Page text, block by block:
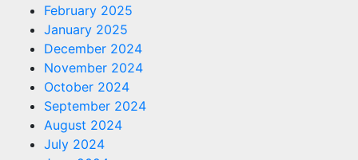
February 2025
January 2025
December 2024
November 2024
October 2024
September 2024
August 2024
July 2024